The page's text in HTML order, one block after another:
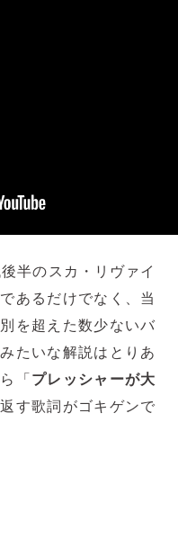
半のスカ・リヴァイ
あるだけでなく、当
を超えた数少ないバ
みたいな解説はとりあ
「プレッシャーが大
す歌詞がゴキゲンで